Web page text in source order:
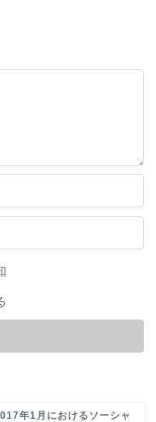
年1月におけるソーシャ